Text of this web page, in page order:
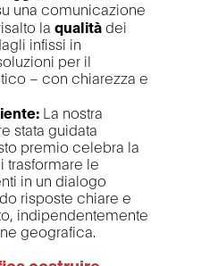
una comunicazione
la qualitàdei
infissi in
per il
– con chiarezza e
La nostra
stata guidata
premio celebra la
trasformare le
in un dialogo
risposte chiare e
indipendentemente
geografica.